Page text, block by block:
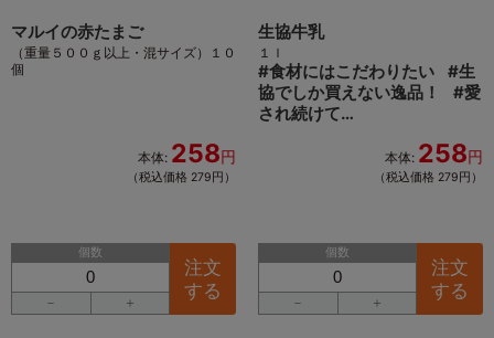
マルイの赤たまご
（重量５００ｇ以上・混サイズ）１０
個
本体: 258円
（税込価格 279円）
個数
－ ＋
注文
する
生協牛乳
１ｌ
#食材にはこだわりたい #生
協でしか買えない逸品！
#愛
され続けて…
本体: 258円
（税込価格 279円）
個数
－ ＋
注文
する